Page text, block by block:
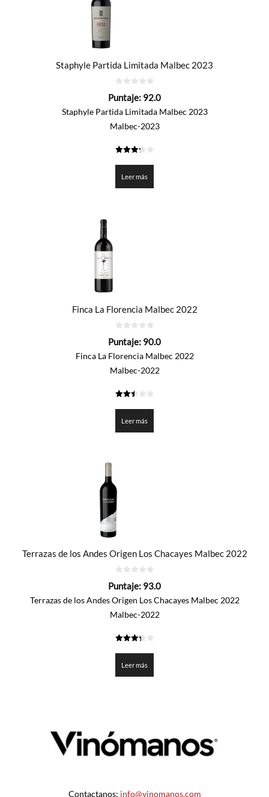
Staphyle Partida Limitada Malbec 2023
de
Puntaje: 92.0
Staphyle Partida Limitada Malbec 2023
Malbec-2023
de 5
Leer más
Finca La Florencia Malbec 2022
de
Puntaje: 90.0
Finca La Florencia Malbec 2022
Malbec-2022
de 5
Leer más
Terrazas de los Andes Origen Los Chacayes Malbec 2022
de
Puntaje: 93.0
Terrazas de los Andes Origen Los Chacayes Malbec 2022
Malbec-2022
de 5
Leer más
Contactanos: info@vinomanos.com